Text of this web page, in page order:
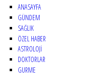
ANASAYFA
GÜNDEM
SAĞLIK
ÖZEL HABER
ASTROLOJİ
DOKTORLAR
GURME